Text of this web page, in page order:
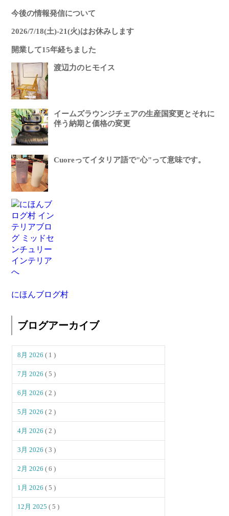
今後の情報発信について
2026/7/18(土)-21(火)はお休みします
開業して15年経ちました
渡辺力のヒモイス
イームズラウンジチェアの生産国変更とそれに
伴う納期と価格の変更
Cuoreってイタリア語で"心"って意味です。
にほんブログ村
ブログアーカイブ
8月 2026( 1 )
7月 2026( 5 )
6月 2026( 2 )
5月 2026( 2 )
4月 2026( 2 )
3月 2026( 3 )
2月 2026( 6 )
1月 2026( 5 )
12月 2025( 5 )